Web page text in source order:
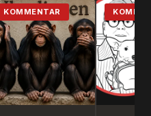
KOMMENTAR